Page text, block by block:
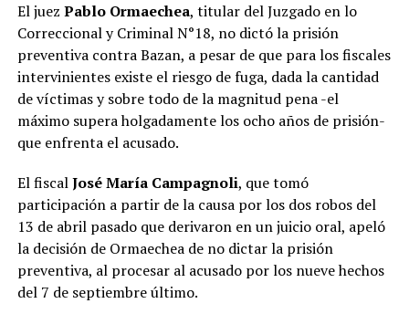
El juez Pablo Ormaechea, titular del Juzgado en lo
Correccional y Criminal N°18, no dictó la prisión
preventiva contra Bazan, a pesar de que para los fiscales
intervinientes existe el riesgo de fuga, dada la cantidad
de víctimas y sobre todo de la magnitud pena -el
máximo supera holgadamente los ocho años de prisión-
que enfrenta el acusado.
El fiscalJosé María Campagnoli, que tomó
participación a partir de la causa por los dos robos del
13 de abril pasado que derivaron en un juicio oral, apeló
la decisión de Ormaechea de no dictar la prisión
preventiva, al procesar al acusado por los nueve hechos
del 7 de septiembre último.